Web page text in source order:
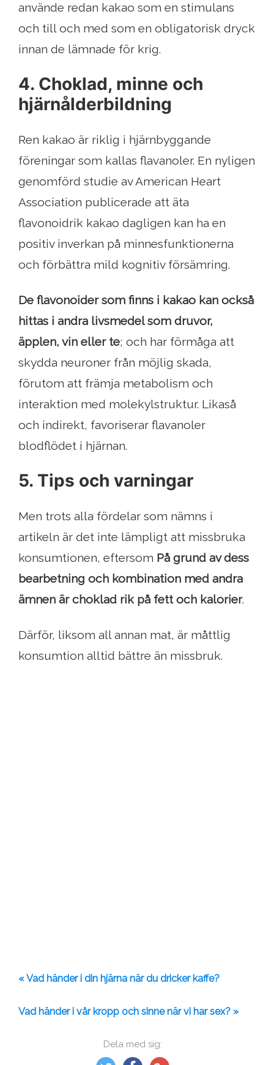
Dela med sig:
använde redan kakao som en stimulans
och till och med som en obligatorisk dryck
innan de lämnade för krig.
4. Choklad, minne och
hjärnålderbildning
Ren kakao är riklig i hjärnbyggande
föreningar som kallas flavanoler. En nyligen
genomförd studie av American Heart
Association publicerade att äta
flavonoidrik kakao dagligen kan ha en
positiv inverkan på minnesfunktionerna
och förbättra mild kognitiv försämring.
De flavonoider som finns i kakao kan också
hittas i andra livsmedel som druvor,
äpplen, vin eller te; och har förmåga att
skydda neuroner från möjlig skada,
förutom att främja metabolism och
interaktion med molekylstruktur. Likaså
och indirekt, favoriserar flavanoler
blodflödet i hjärnan.
5. Tips och varningar
Men trots alla fördelar som nämns i
artikeln är det inte lämpligt att missbruka
konsumtionen, eftersom På grund av dess
bearbetning och kombination med andra
ämnen är choklad rik på fett och kalorier.
Därför, liksom all annan mat, är måttlig
konsumtion alltid bättre än missbruk.
« Vad händer i din hjärna när du dricker kaffe?
Vad händer i vår kropp och sinne när vi har sex? »